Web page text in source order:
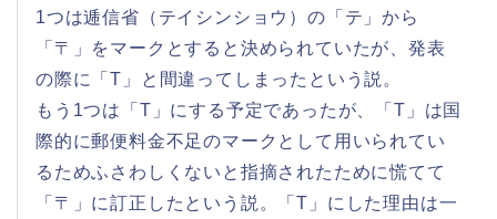
1つは逓信省（テイシンショウ）の「テ」から
「〒」をマークとすると決められていたが、発表
の際に「T」と間違ってしまったという説。
もう1つは「T」にする予定であったが、「T」は国
際的に郵便料金不足のマークとして用いられてい
るためふさわしくないと指摘されたために慌てて
「〒」に訂正したという説。「T」にした理由は一